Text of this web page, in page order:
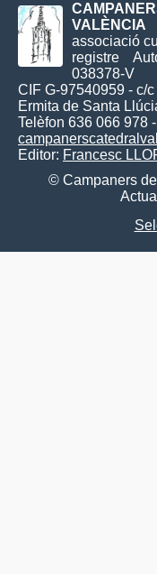
VALÈNCIA
associació
registre
038378-V
CIF G-97540959 - c/
Ermita de Santa
Telèfon 636 066 978
Editor: Francesc
© Campaners